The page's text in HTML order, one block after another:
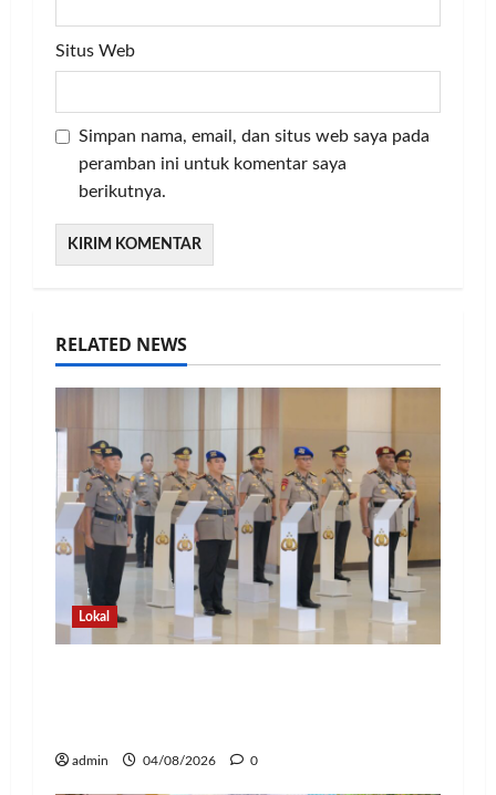
Situs Web
Simpan nama, email, dan situs web saya pada
peramban ini untuk komentar saya
berikutnya.
RELATED NEWS
Lokal
admin 04/08/2026 0